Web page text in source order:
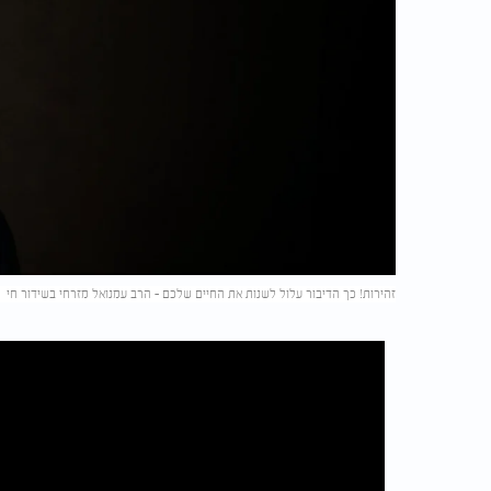
זהירות! כך הדיבור עלול לשנות את החיים שלכם - הרב עמנואל מזרחי בשידור חי